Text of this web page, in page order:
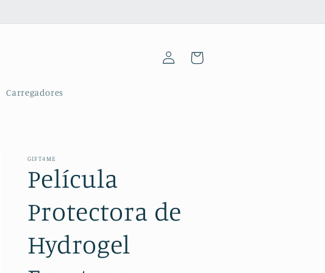
Carregadores
Iniciar
sessão
Carrinho
GIFT4ME
Película
Protectora de
Hydrogel